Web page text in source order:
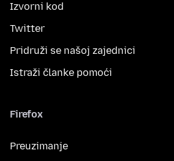
Izvorni kod
Twitter
Pridruži se našoj zajednici
Istraži članke pomoći
Firefox
Preuzimanje